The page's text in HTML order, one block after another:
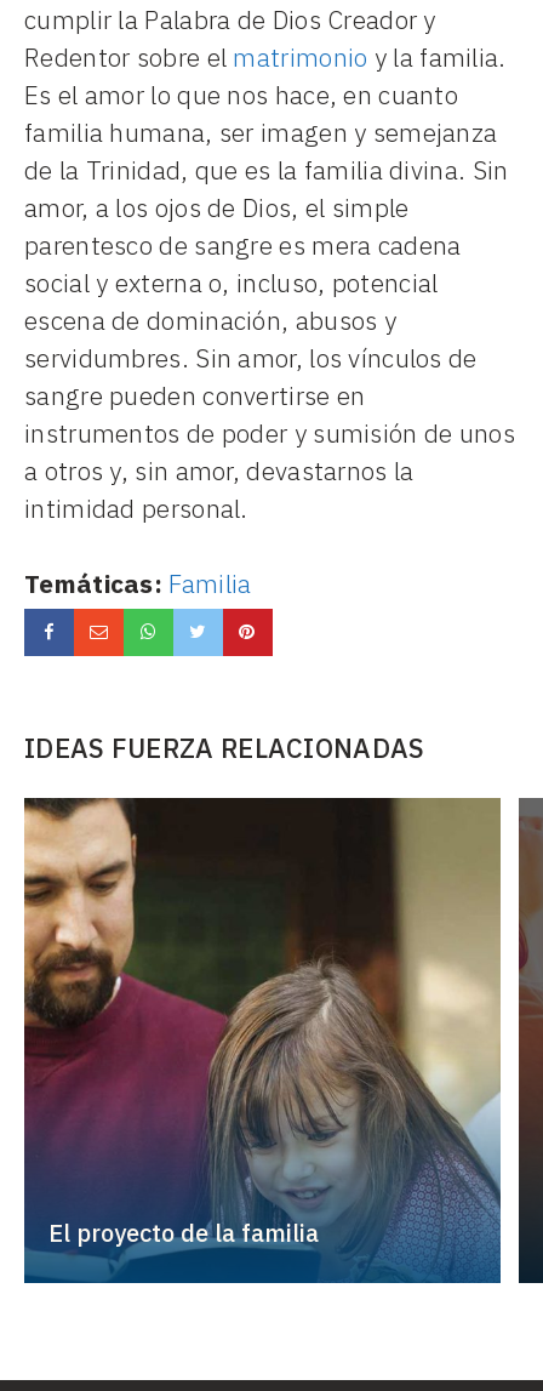
cumplir la Palabra de Dios Creador y
Redentor sobre el matrimonio y la familia.
Es el amor lo que nos hace, en cuanto
familia humana, ser imagen y semejanza
de la Trinidad, que es la familia divina. Sin
amor, a los ojos de Dios, el simple
parentesco de sangre es mera cadena
social y externa o, incluso, potencial
escena de dominación, abusos y
servidumbres. Sin amor, los vínculos de
sangre pueden convertirse en
instrumentos de poder y sumisión de unos
a otros y, sin amor, devastarnos la
intimidad personal.
Temáticas: Familia
IDEAS FUERZA RELACIONADAS
El proyecto de la familia